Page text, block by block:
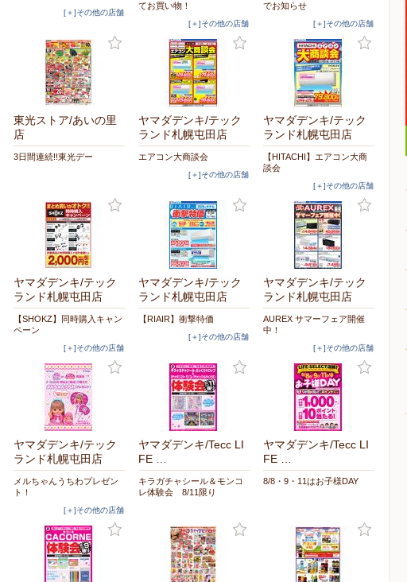
[＋]その他の店舗
てお買い物！
[＋]その他の店舗
でお知らせ
[＋]その他の店舗
東光ストア/あいの里
店
3日間連続!!東光デー
ヤマダデンキ/テック
ランド札幌屯田店
エアコン大商談会
[＋]その他の店舗
ヤマダデンキ/テック
ランド札幌屯田店
【HITACHI】エアコン大商
談会
[＋]その他の店舗
ヤマダデンキ/テック
ランド札幌屯田店
【SHOKZ】同時購入キャン
ペーン
[＋]その他の店舗
ヤマダデンキ/テック
ランド札幌屯田店
【RIAIR】衝撃特価
[＋]その他の店舗
ヤマダデンキ/テック
ランド札幌屯田店
AUREX サマーフェア開催
中！
[＋]その他の店舗
ヤマダデンキ/テック
ランド札幌屯田店
メルちゃんうちわプレゼン
ト！
[＋]その他の店舗
ヤマダデンキ/Tecc LI
FE …
キラガチャシール＆モンコ
レ体験会 8/11限り
ヤマダデンキ/Tecc LI
FE …
8/8・9・11はお子様DAY